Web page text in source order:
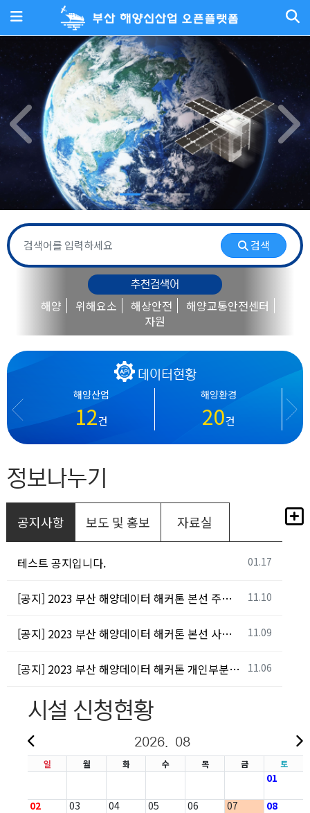
메뉴
Previous Next
검색
추천검색어
해양 위해요소 해상안전
해양교통안전센터
자원
데이터현황
해양산업
12건
해양환경
20건
정보나누기
공지사항 보도 및 홍보 자료실
등록일
01.17
테스트 공지입니다.
등록일
11.10
[공지] 2023 부산 해양데이터 해커톤 본선 주요 문의사항 안내
등록일
11.09
[공지] 2023 부산 해양데이터 해커톤 본선 사전 OT 자료 공유
등록일
11.06
[공지] 2023 부산 해양데이터 해커톤 개인부분 본선 진출 결과 발표
시설 신청현황
2026. 08
일 월 화 수 목 금 토
01
02
03 04 05 06 07
08